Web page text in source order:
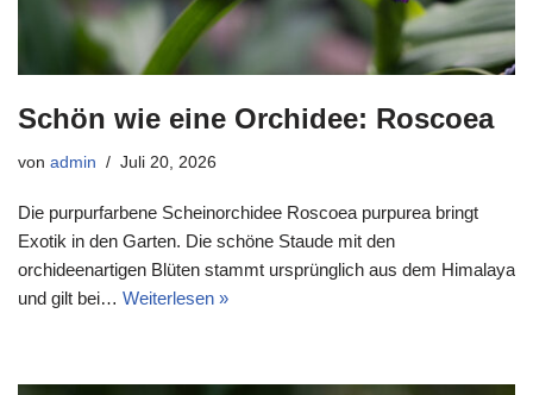
Schön wie eine Orchidee: Roscoea
von admin Juli 20, 2026
Die purpurfarbene Scheinorchidee Roscoea purpurea bringt
Exotik in den Garten. Die schöne Staude mit den
orchideenartigen Blüten stammt ursprünglich aus dem Himalaya
und gilt bei… Weiterlesen »